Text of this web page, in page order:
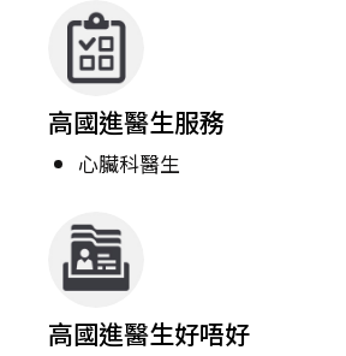
高國進醫生服務
心臟科醫生
高國進醫生好唔好